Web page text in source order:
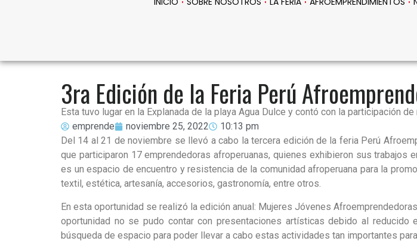
3ra Edición de la Feria Perú
Esta tuvo lugar en la Explanada de la playa Agua Dulce y contó con la participación
emprende
noviembre 25, 2022
10:13 pm
Del 14 al 21 de noviembre se llevó a cabo la tercera edición de la feria Perú
que participaron 17 emprendedoras afroperuanas, quienes exhibieron sus
es un espacio de encuentro y resistencia de la comunidad afroperuana para la
textil, estética, artesanía, accesorios, gastronomía, entre otros.
En esta oportunidad se realizó la edición anual: Mujeres Jóvenes
oportunidad no se pudo contar con presentaciones artísticas debido al
búsqueda de espacio para poder llevar a cabo estas actividades tan importantes